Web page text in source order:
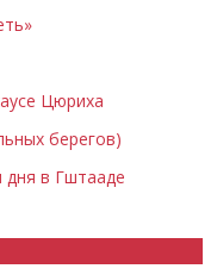
Цюриха
берегов)
дня в Гштааде